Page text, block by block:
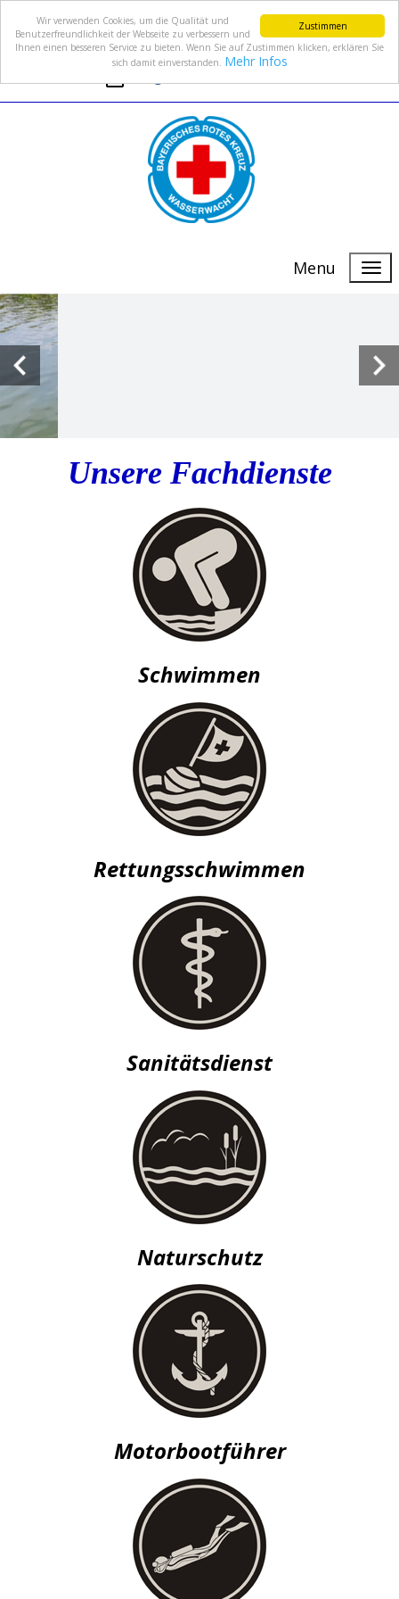
Zustimmen
Wir verwenden Cookies, um die Qualität und
Benutzerfreundlichkeit der Webseite zu verbessern und
Ihnen einen besseren Service zu bieten. Wenn Sie auf Zustimmen klicken, erklären Sie
sich damit einverstanden. Mehr Infos
Menu
Unsere Fachdienste
Schwimmen
Rettungsschwimmen
Sanitätsdienst
Naturschutz
Motorbootführer